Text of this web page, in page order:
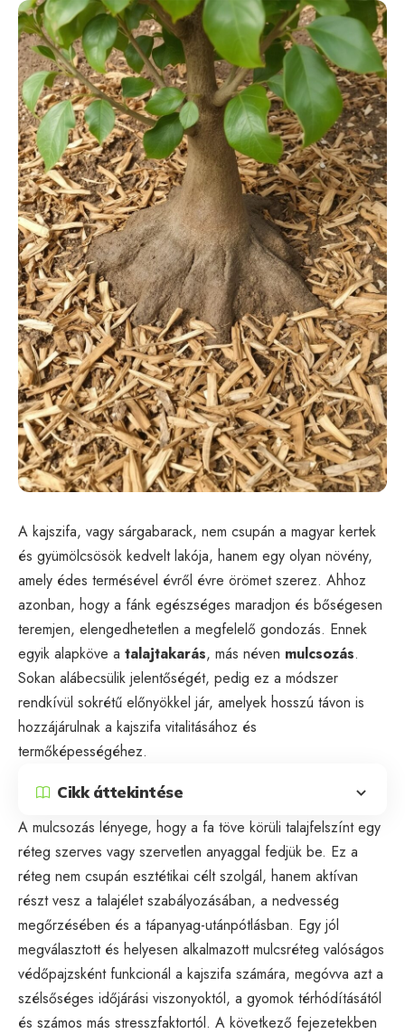
A kajszifa, vagy sárgabarack, nem csupán a magyar kertek
és gyümölcsösök kedvelt lakója, hanem egy olyan növény,
amely édes termésével évről évre örömet szerez. Ahhoz
azonban, hogy a fánk egészséges maradjon és bőségesen
teremjen, elengedhetetlen a megfelelő gondozás. Ennek
egyik alapköve a talajtakarás, más néven mulcsozás.
Sokan alábecsülik jelentőségét, pedig ez a módszer
rendkívül sokrétű előnyökkel jár, amelyek hosszú távon is
hozzájárulnak a kajszifa vitalitásához és
termőképességéhez.
Cikk áttekintése
A mulcsozás lényege, hogy a fa töve körüli talajfelszínt egy
réteg szerves vagy szervetlen anyaggal fedjük be. Ez a
réteg nem csupán esztétikai célt szolgál, hanem aktívan
részt vesz a talajélet szabályozásában, a nedvesség
megőrzésében és a tápanyag-utánpótlásban. Egy jól
megválasztott és helyesen alkalmazott mulcsréteg valóságos
védőpajzsként funkcionál a kajszifa számára, megóvva azt a
szélsőséges időjárási viszonyoktól, a gyomok térhódításától
és számos más stresszfaktortól. A következő fejezetekben